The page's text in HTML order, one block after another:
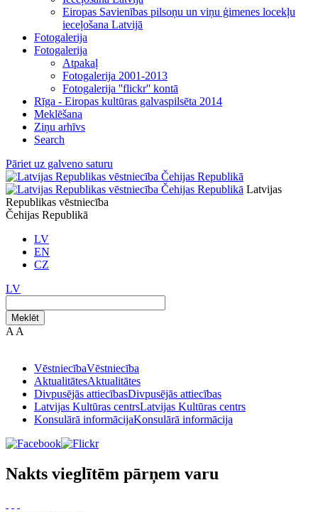
Eiropas Savienības pilsoņu un viņu ģimenes locekļu
ieceļošana Latvijā
Fotogalerija
Fotogalerija
Atpakaļ
Fotogalerija 2001-2013
Fotogalerija ''flickr'' kontā
Rīga - Eiropas kultūras galvaspilsēta 2014
Meklēšana
Ziņu arhīvs
Search
Pāriet uz galveno saturu
Latvijas
Republikas vēstniecība
Čehijas Republikā
LV
EN
CZ
LV
Meklēt
A A
VēstniecībaVēstniecība
AktualitātesAktualitātes
Divpusējās attiecībasDivpusējās attiecības
Latvijas Kultūras centrsLatvijas Kultūras centrs
Konsulārā informācijaKonsulārā informācija
Nakts vieglītēm pārņem varu